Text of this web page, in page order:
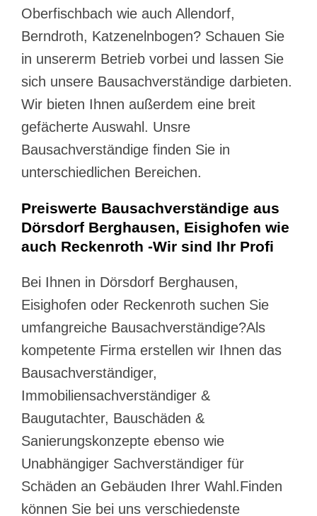
Oberfischbach wie auch Allendorf,
Berndroth, Katzenelnbogen? Schauen Sie
in unsererm Betrieb vorbei und lassen Sie
sich unsere Bausachverständige darbieten.
Wir bieten Ihnen außerdem eine breit
gefächerte Auswahl. Unsre
Bausachverständige finden Sie in
unterschiedlichen Bereichen.
Preiswerte Bausachverständige aus
Dörsdorf Berghausen, Eisighofen wie
auch Reckenroth -Wir sind Ihr Profi
Bei Ihnen in Dörsdorf Berghausen,
Eisighofen oder Reckenroth suchen Sie
umfangreiche Bausachverständige?Als
kompetente Firma erstellen wir Ihnen das
Bausachverständiger,
Immobiliensachverständiger &
Baugutachter, Bauschäden &
Sanierungskonzepte ebenso wie
Unabhängiger Sachverständiger für
Schäden an Gebäuden Ihrer Wahl.Finden
können Sie bei uns verschiedenste